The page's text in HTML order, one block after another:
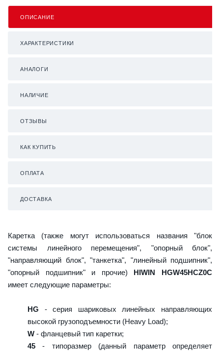
ОПИСАНИЕ
ХАРАКТЕРИСТИКИ
АНАЛОГИ
НАЛИЧИЕ
ОТЗЫВЫ
КАК КУПИТЬ
ОПЛАТА
ДОСТАВКА
Каретка (также могут использоваться названия "блок
системы линейного перемещения", "опорный блок",
"направляющий блок", "танкетка", "линейный подшипник",
"опорный подшипник" и прочие) HIWIN HGW45HCZ0C
имеет следующие параметры:
HG - серия шариковых линейных направляющих
высокой грузоподъемности (Heavy Load);
W - фланцевый тип каретки;
45 - типоразмер (данный параметр определяет